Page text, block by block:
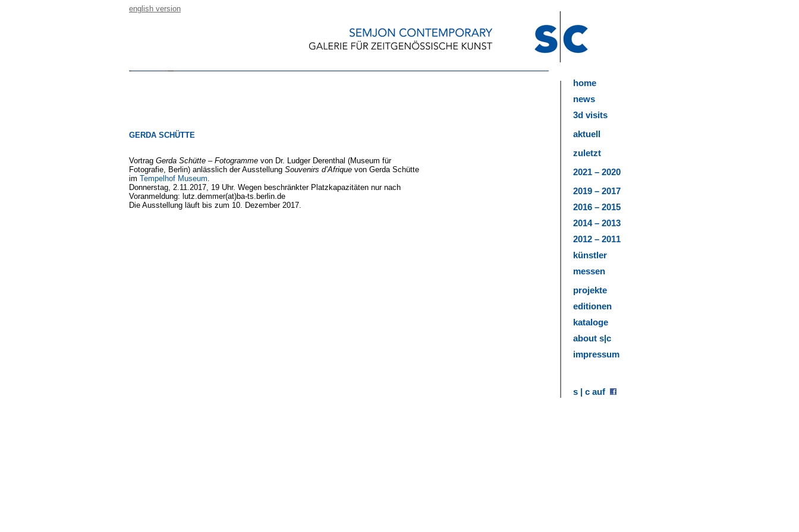
english version
GERDA SCHÜTTE
Vortrag Gerda Schütte – Fotogramme von Dr. Ludger Derenthal (Museum für
Fotografie, Berlin) anlässlich der Ausstellung Souvenirs d’Afrique von Gerda Schütte
im Tempelhof Museum.
Donnerstag, 2.11.2017, 19 Uhr. Wegen beschränkter Platzkapazitäten nur nach
Voranmeldung: lutz.demmer(at)ba-ts.berlin.de
Die Ausstellung läuft bis zum 10. Dezember 2017.
home
news
3d visits
aktuell
zuletzt
2021 – 2020
2019 – 2017
2016 – 2015
2014 – 2013
2012 – 2011
künstler
messen
projekte
editionen
kataloge
about s|c
impressum
s | c auf